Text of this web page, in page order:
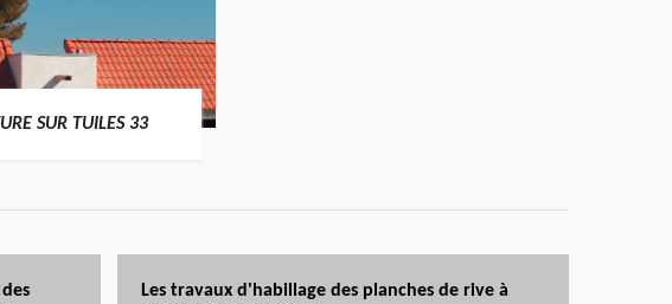
SUR TUILES 33
Les travaux d'habillage des planches de rive à